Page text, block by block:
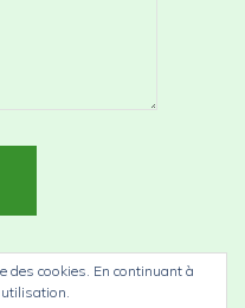
des cookies. En continuant à
utilisation.